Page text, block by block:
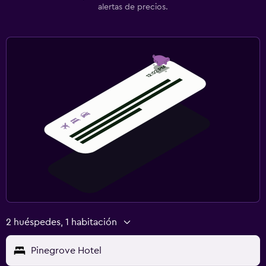
alertas de precios.
2 huéspedes, 1 habitación
Pinegrove Hotel